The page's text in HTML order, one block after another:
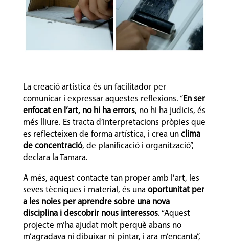
La creació artística és un facilitador per
comunicar i expressar aquestes reflexions. “En ser
enfocat en l’art, no hi ha errors, no hi ha judicis, és
més lliure. Es tracta d’interpretacions pròpies que
es reflecteixen de forma artística, i crea un clima
de concentració, de planificació i organització”,
declara la Tamara.
A més, aquest contacte tan proper amb l’art, les
seves tècniques i material, és una oportunitat per
a les noies per aprendre sobre una nova
disciplina i descobrir nous interessos. “Aquest
projecte m’ha ajudat molt perquè abans no
m’agradava ni dibuixar ni pintar, i ara m’encanta”,